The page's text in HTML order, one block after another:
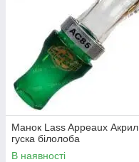
Манок Lass Appeaux Акрил
гуска білолоба
В наявності